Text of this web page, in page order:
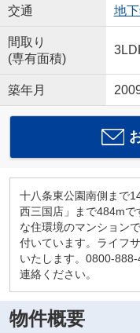
交通 地
間取り
(専有面積)
築年月
十八条東公園南側まで
西三国店」まで484mで
な住環境のマンション
付いています。ライフ
いたします。0800-
連絡ください。
物件概要